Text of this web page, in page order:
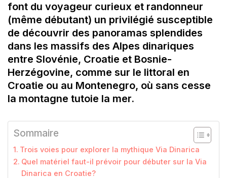
font du voyageur curieux et randonneur
(même débutant) un privilégié susceptible
de découvrir des panoramas splendides
dans les massifs des Alpes dinariques
entre Slovénie, Croatie et Bosnie-
Herzégovine, comme sur le littoral en
Croatie ou au Montenegro, où sans cesse
la montagne tutoie la mer.
Sommaire
Trois voies pour explorer la mythique Via Dinarica
Quel matériel faut-il prévoir pour débuter sur la Via
Dinarica en Croatie?